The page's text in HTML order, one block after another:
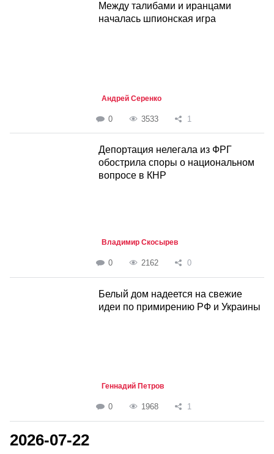
Между талибами и иранцами
началась шпионская игра
Андрей Серенко
0 3533 1
Депортация нелегала из ФРГ
обострила споры о национальном
вопросе в КНР
Владимир Скосырев
0 2162 0
Белый дом надеется на свежие
идеи по примирению РФ и Украины
Геннадий Петров
0 1968 1
2026-07-22